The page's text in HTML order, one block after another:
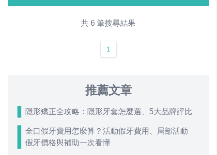
共 6 筆搜尋結果
1
推薦文章
隱形矯正全攻略：隱形牙套怎麼選、5大品牌評比
全口假牙費用怎麼算？活動假牙費用、局部活動
假牙價格與補助一次看懂